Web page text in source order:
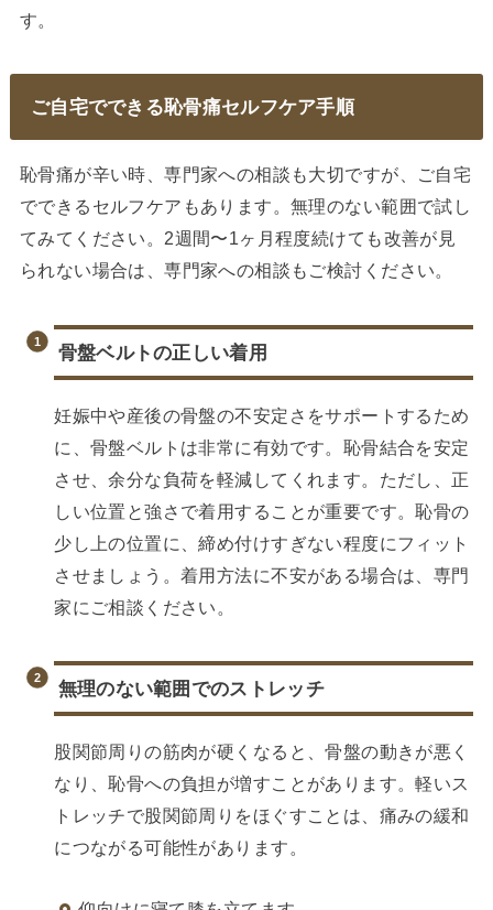
す。
ご自宅でできる恥骨痛セルフケア手順
恥骨痛が辛い時、専門家への相談も大切ですが、ご自宅
でできるセルフケアもあります。無理のない範囲で試し
てみてください。2週間〜1ヶ月程度続けても改善が見
られない場合は、専門家への相談もご検討ください。
骨盤ベルトの正しい着用
妊娠中や産後の骨盤の不安定さをサポートするため
に、骨盤ベルトは非常に有効です。恥骨結合を安定
させ、余分な負荷を軽減してくれます。ただし、正
しい位置と強さで着用することが重要です。恥骨の
少し上の位置に、締め付けすぎない程度にフィット
させましょう。着用方法に不安がある場合は、専門
家にご相談ください。
無理のない範囲でのストレッチ
股関節周りの筋肉が硬くなると、骨盤の動きが悪く
なり、恥骨への負担が増すことがあります。軽いス
トレッチで股関節周りをほぐすことは、痛みの緩和
につながる可能性があります。